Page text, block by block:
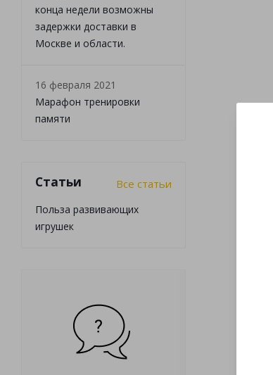
конца недели возможны
задержки доставки в
Москве и области.
16 февраля 2021
Марафон тренировки
памяти
Статьи Все статьи
Польза развивающих
игрушек